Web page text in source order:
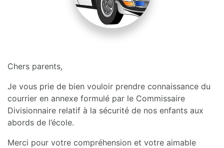
Chers parents,
Je vous prie de bien vouloir prendre connaissance du
courrier en annexe formulé par le Commissaire
Divisionnaire relatif à la sécurité de nos enfants aux
abords de l’école.
Merci pour votre compréhension et votre aimable